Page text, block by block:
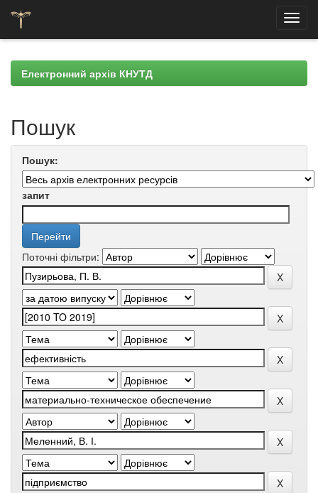
navigationЕлектронний архів КНУТД
Пошук
Пошук:
запит
Поточні фільтри: